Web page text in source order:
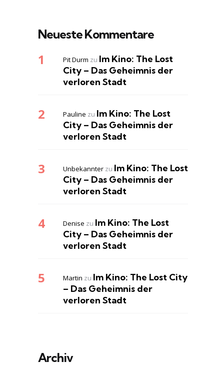
Neueste Kommentare
Pit Durm zu Im Kino: The Lost
City – Das Geheimnis der
verloren Stadt
Pauline zu Im Kino: The Lost
City – Das Geheimnis der
verloren Stadt
Unbekannter zu Im Kino: The Lost
City – Das Geheimnis der
verloren Stadt
Denise zu Im Kino: The Lost
City – Das Geheimnis der
verloren Stadt
Martin zu Im Kino: The Lost City
– Das Geheimnis der
verloren Stadt
Archiv